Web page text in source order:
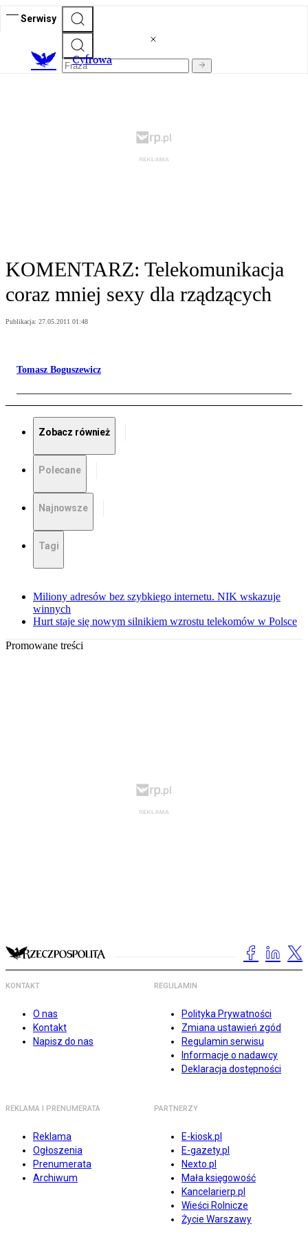
Serwisy
Cyfrowa
KOMENTARZ: Telekomunikacja
coraz mniej sexy dla rządzących
Publikacja: 27.05.2011 01:48
Tomasz Boguszewicz
Zobacz również
Polecane
Najnowsze
Tagi
Miliony adresów bez szybkiego internetu. NIK wskazuje
winnych
Hurt staje się nowym silnikiem wzrostu telekomów w Polsce
Promowane treści
KONTAKT
O nas
Kontakt
Napisz do nas
REGULAMIN
Polityka Prywatności
Zmiana ustawień zgód
Regulamin serwisu
Informacje o nadawcy
Deklaracja dostępności
REKLAMA I PRENUMERATA
Reklama
Ogłoszenia
Prenumerata
Archiwum
PARTNERZY
E-kiosk.pl
E-gazety.pl
Nexto.pl
Mała księgowość
Kancelarierp.pl
Wieści Rolnicze
Życie Warszawy